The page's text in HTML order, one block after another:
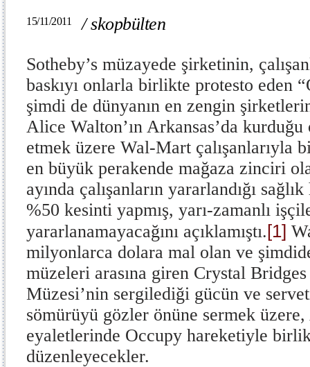
15/11/2011 /skopbülten
Sotheby’s müzayede şirketinin,
baskıyı onlarla birlikte protesto eden
şimdi de dünyanın en zengin
Alice Walton’ın Arkansas’da
etmek üzere Wal-Mart çalışanlarıyla
en büyük perakende mağaza zinciri
ayında çalışanların yararlandığı
%50 kesinti yapmış, yarı-zamanlı
yararlanamayacağını açıklamıştı.[1]
milyonlarca dolara mal olan ve
müzeleri arasına giren Crystal
Müzesi’nin sergilediği gücün ve
sömürüyü gözler önüne sermek
eyaletlerinde Occupy hareketiyle
düzenleyecekler.